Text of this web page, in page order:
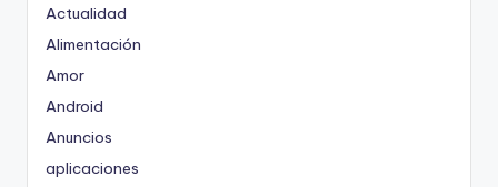
Actualidad
Alimentación
Amor
Android
Anuncios
aplicaciones